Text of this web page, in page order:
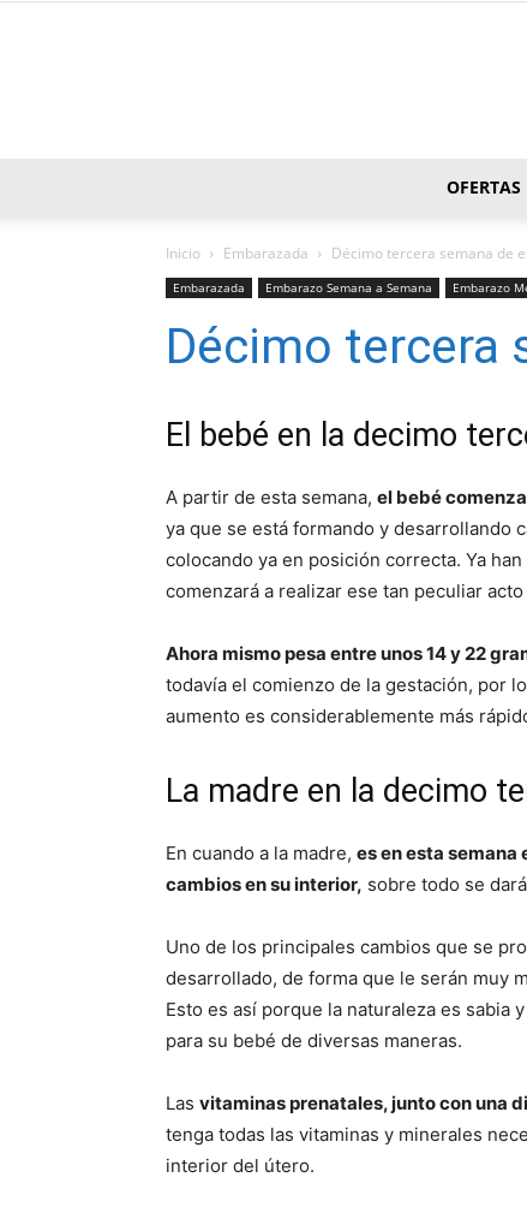
OFERTAS
Inicio Embarazada Décimo tercera semana de
Embarazada Embarazo Semana a Semana Embarazo
Décimo tercera
El bebé en la decimo
A partir de esta semana, el bebé
ya que se está formando y desarrollando
colocando ya en posición correcta. Ya
comenzará a realizar ese tan peculiar
Ahora mismo pesa entre unos 14 y 22
todavía el comienzo de la gestación, por
aumento es considerablemente más
La madre en la decimo
En cuando a la madre, es en esta
cambios en su interior, sobre todo se
Uno de los principales cambios que se
desarrollado, de forma que le serán muy
Esto es así porque la naturaleza es sabia
para su bebé de diversas maneras.
Las vitaminas prenatales, junto con una
tenga todas las vitaminas y minerales
interior del útero.